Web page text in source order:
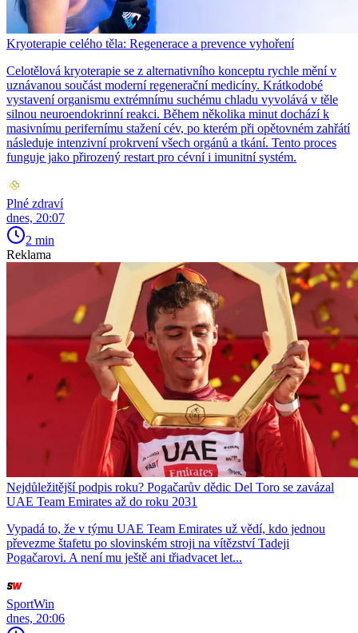
Kryoterapie celého těla: Regenerace a prevence vyhoření
Celotělová kryoterapie se z alternativního konceptu rychle mění v
uznávanou součást moderní regenerační medicíny. Krátkodobé
vystavení organismu extrémnímu suchému chladu vyvolává v těle
silnou neuroendokrinní reakci. Během několika minut dochází k
masivnímu perifernímu stažení cév, po kterém při opětovném zahřátí
následuje intenzivní prokrvení všech orgánů a tkání. Tento proces
funguje jako přirozený restart pro cévní i imunitní systém.
Plné zdraví
dnes, 20:07
2 min
Reklama
Nejdůležitější podpis roku? Pogačarův dědic Del Toro se zavázal
UAE Team Emirates až do roku 2031
Vypadá to, že v týmu UAE Team Emirates už vědí, kdo jednou
převezme štafetu po slovinském stroji na vítězství Tadeji
Pogačarovi. A není mu ještě ani třiadvacet let...
SportWin
dnes, 20:06